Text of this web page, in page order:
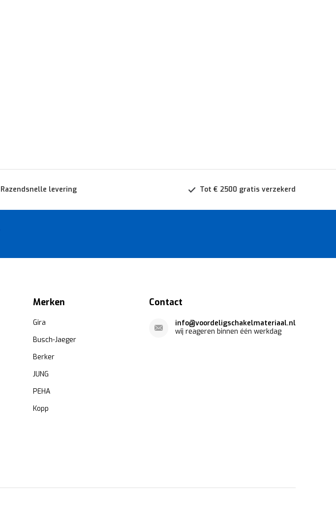
Razendsnelle levering Tot € 2500 gratis verzekerd
Merken
Gira
Busch-Jaeger
Berker
JUNG
PEHA
Kopp
Contact
info@voordeligschakelmateriaal.nl
wij reageren binnen één werkdag